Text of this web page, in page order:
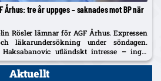
Århus: tre år uppges – saknades mot BP när
Rösler lämnar för AGF Århus. Expressen
läkarundersökning under söndagen.
utländskt intresse – inget
Aktuellt